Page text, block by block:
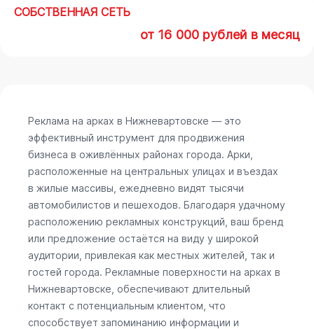
СОБСТВЕННАЯ СЕТЬ
от 16 000 рублей в месяц
Реклама на арках в Нижневартовске — это
эффективный инструмент для продвижения
бизнеса в оживлённых районах города. Арки,
расположенные на центральных улицах и въездах
в жилые массивы, ежедневно видят тысячи
автомобилистов и пешеходов. Благодаря удачному
расположению рекламных конструкций, ваш бренд
или предложение остаётся на виду у широкой
аудитории, привлекая как местных жителей, так и
гостей города. Рекламные поверхности на арках в
Нижневартовске, обеспечивают длительный
контакт с потенциальным клиентом, что
способствует запоминанию информации и